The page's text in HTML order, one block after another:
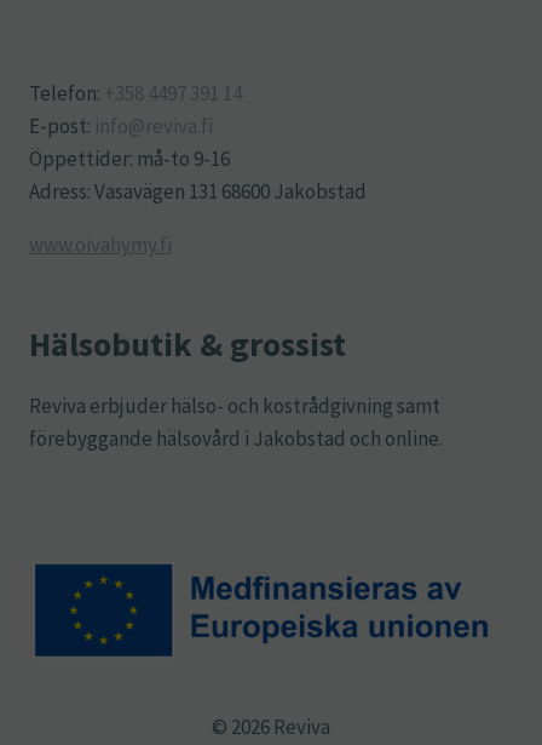
Telefon: +358 4497 391 14
E-post: info@reviva.fi
Öppettider: må-to 9-16
Adress: Vasavägen 131 68600 Jakobstad
www.oivahymy.fi
Hälsobutik & grossist
Reviva erbjuder hälso- och kostrådgivning samt
förebyggande hälsovård i Jakobstad och online.
© 2026 Reviva